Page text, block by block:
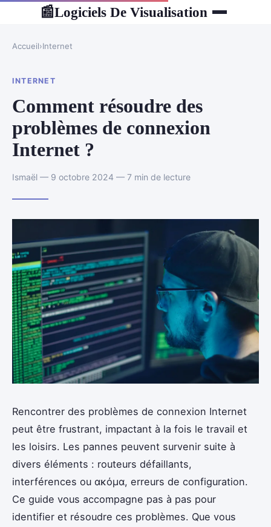
📰Logiciels De Visualisation
Accueil›Internet
INTERNET
Comment résoudre des
problèmes de connexion
Internet ?
Ismaël — 9 octobre 2024 — 7 min de lecture
Rencontrer des problèmes de connexion Internet
peut être frustrant, impactant à la fois le travail et
les loisirs. Les pannes peuvent survenir suite à
divers éléments : routeurs défaillants,
interférences ou ακόμα, erreurs de configuration.
Ce guide vous accompagne pas à pas pour
identifier et résoudre ces problèmes. Que vous